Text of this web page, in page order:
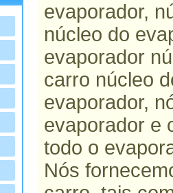
evaporador,
núcleo do
evaporador
carro núcleo
evaporador,
evaporador e
todo o
Nós